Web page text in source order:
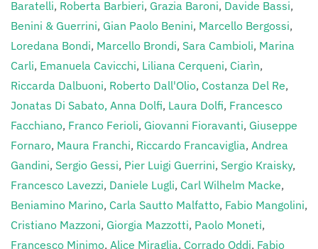
Baratelli, Roberta Barbieri, Grazia Baroni, Davide Bassi,
Benini & Guerrini, Gian Paolo Benini, Marcello Bergossi,
Loredana Bondi, Marcello Brondi, Sara Cambioli, Marina
Carli, Emanuela Cavicchi, Liliana Cerqueni, Ciarìn,
Riccarda Dalbuoni, Roberto Dall'Olio, Costanza Del Re,
Jonatas Di Sabato, Anna Dolfi, Laura Dolfi, Francesco
Facchiano, Franco Ferioli, Giovanni Fioravanti, Giuseppe
Fornaro, Maura Franchi, Riccardo Francaviglia, Andrea
Gandini, Sergio Gessi, Pier Luigi Guerrini, Sergio Kraisky,
Francesco Lavezzi, Daniele Lugli, Carl Wilhelm Macke,
Beniamino Marino, Carla Sautto Malfatto, Fabio Mangolini,
Cristiano Mazzoni, Giorgia Mazzotti, Paolo Moneti,
Francesco Minimo, Alice Miraglia, Corrado Oddi, Fabio